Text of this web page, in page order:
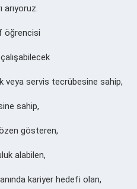
arıyoruz.
öğrencisi
veya servis tecrübesine sahip,
sahip,
gösteren,
alabilen,
kariyer hedefi olan,